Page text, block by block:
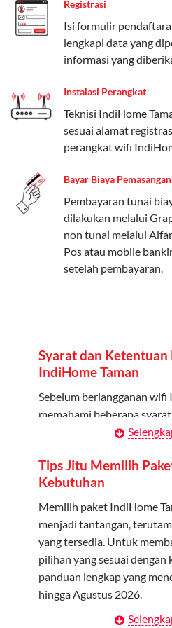
Paket Easy cocok untuk
Complete untuk yang
dan Paket Dynamic IP untuk
memprioritaskan kecepatan
Paket Telkomsel One
Salah satu fitur unggulan
Kuota Keluarga. Dengan
bisa membagikan internet
atau teman tanpa perlu
Berikut adalah detailnya:
Kuota Keluarga 30 GB
Kuota ini dapat digunakan
Admin (pelanggan utama)
Berlaku Nasional
untuk jaringan 2G, 3G, dan
Tidak Berlaku untuk
Kuota ini hanya bisa
Daftarkan Anggota: Admin
melalui aplikasi
Bagikan Kuota: Setelah
menggunakan kuota keluarga.
Registrasi
Isi formulir
lengkapi data yang
informasi yang
Instalasi Perangkat
Teknisi IndiHome
sesuai alamat
perangkat wifi
Bayar Biaya Pemasangan
Pembayaran tunai
dilakukan melalui
non tunai melalui
Pos atau mobile
setelah pembayaran.
Syarat dan
IndiHome Taman
Sebelum berlangganan
memahami beberapa
Kontrak Berlangganan
Pelanggan harus
Berlangganan yang
layanan indihome Taman
ketentuan yang berlaku.
ditambah sesuai
Biaya Pasang Baru (PSB)
Tips Jitu Memilih
Kebutuhan
Memilih paket IndiHome
menjadi tantangan,
yang tersedia. Untuk
pilihan yang sesuai
panduan lengkap yang
hingga Agustus 2026.